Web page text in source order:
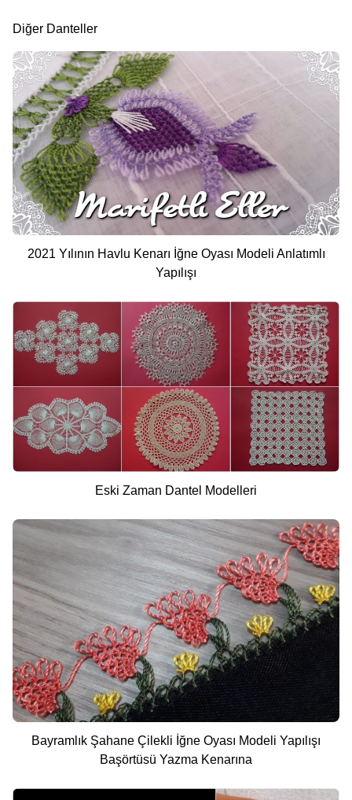
Diğer Danteller
2021 Yılının Havlu Kenarı İğne Oyası Modeli Anlatımlı
Yapılışı
Eski Zaman Dantel Modelleri
Bayramlık Şahane Çilekli İğne Oyası Modeli Yapılışı
Başörtüsü Yazma Kenarına